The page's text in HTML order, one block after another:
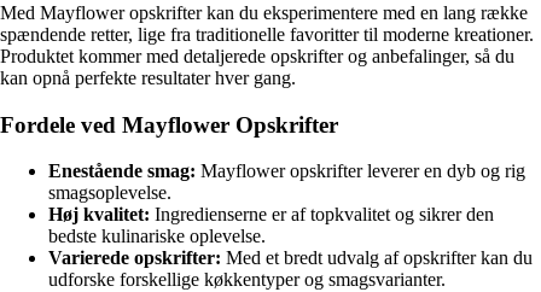
Med Mayflower opskrifter kan du eksperimentere med en lang række
spændende retter, lige fra traditionelle favoritter til moderne kreationer.
Produktet kommer med detaljerede opskrifter og anbefalinger, så du
kan opnå perfekte resultater hver gang.
Fordele ved Mayflower Opskrifter
Enestående smag: Mayflower opskrifter leverer en dyb og rig
smagsoplevelse.
Høj kvalitet: Ingredienserne er af topkvalitet og sikrer den
bedste kulinariske oplevelse.
Varierede opskrifter: Med et bredt udvalg af opskrifter kan du
udforske forskellige køkkentyper og smagsvarianter.